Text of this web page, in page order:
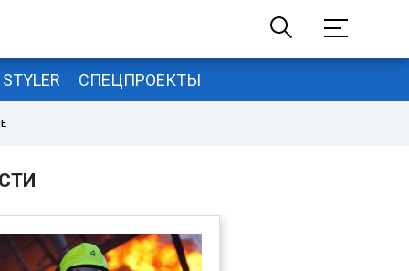
STYLER СПЕЦПРОЕКТЫ